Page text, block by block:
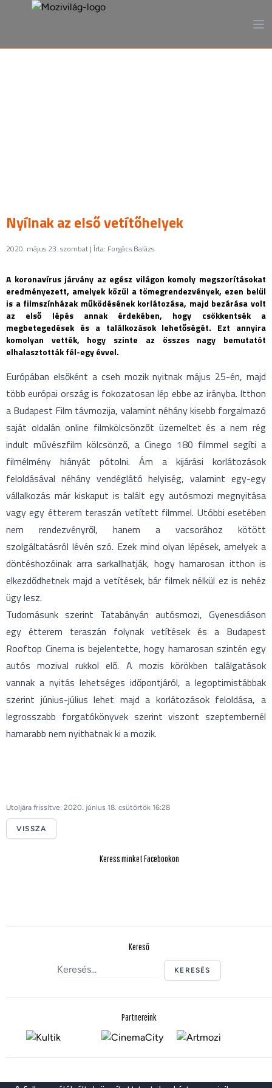
Nyílnak az első vetítőhelyek
2020. május 23. szombat | Írta: Forgács Balázs
A koronavírus járvány az egész világon komoly megszorításokat
eredményezett, amelyek közül a tömegrendezvények, ezen belül
is a filmszínházak működésének korlátozása, majd bezárása volt
az első lépés annak érdekében, hogy csökkentsék a
megbetegedések és a találkozások lehetőségét. Ezt annyira
komolyan vették, hogy szinte az összes nagy bemutatót
elhalasztották fél-egy évvel.
Európában elsőként a cseh mozik nyitnak május 25-én, majd
több európai ország is fokozatosan lép ebbe az irányba. Itthon
a Budapest Film távmozija, valamint néhány kisebb forgalmazó
saját oldalán online filmkölcsönzőt üzemeltet és a nem rég
indult művészfilm kölcsönző, a Cinego 180 filmmel segíti a
filmélmény hiányát pótolni. Ám a kijárási korlátozások
feloldásával néhány vendéglátó helyiség, valamint egy-egy
vállalkozás már kiskaput is talált egy autósmozi megnyitása
vagy egy étterem teraszán vetített filmmel. Utóbbi esetében
nem rendezvényről, hanem a vacsorához kötött
szolgáltatásról lévén szó. Ezek mind olyan lépések, amelyek a
döntéshozóinak arra sarkallhatják, hogy hamarosan itthon is
elkezdődhetnek majd a vetítések, bár filmek nélkül ez is nehéz
ügy lesz.
Tudomásunk szerint Tatabányán autósmozi, Gyenesdiáson
egy étterem teraszán folynak vetítések és a Budapest
Rooftop Cinema is bejelentette, hogy hamarosan szintén egy
autós mozival rukkol elő. A mozis körökben találgatások
vannak a nyitás lehetséges időpontjáról, a legoptimistábbak
szerint június-július lehet majd a korlátozások feloldása, a
legrosszabb forgatókönyvek szerint viszont szeptembernél
hamarabb nem nyithatnak ki a mozik.
Utoljára frissítve: 2020. június 18. csütörtök 16:28
VISSZA
Keress minket Facebookon
Kereső
KERESÉS
Partnereink